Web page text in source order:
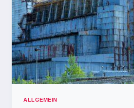
ALLGEMEIN